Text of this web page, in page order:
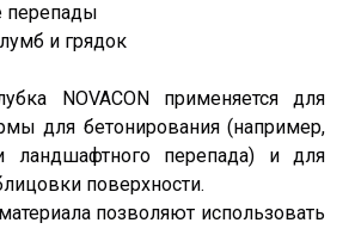
и грядок
NOVACON применяется для
для бетонирования (например,
ландшафтного перепада) и для
поверхности.
позволяют использовать